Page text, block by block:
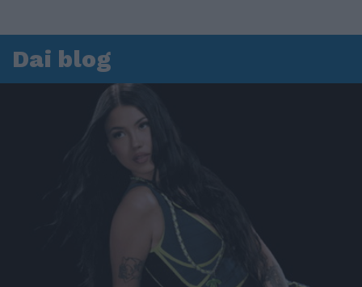
Dai blog